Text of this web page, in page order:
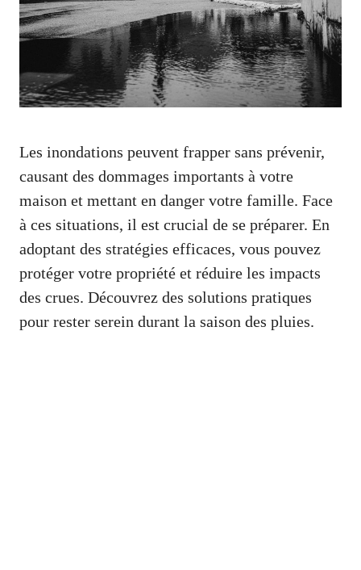
Les inondations peuvent frapper sans prévenir,
causant des dommages importants à votre
maison et mettant en danger votre famille. Face
à ces situations, il est crucial de se préparer. En
adoptant des stratégies efficaces, vous pouvez
protéger votre propriété et réduire les impacts
des crues. Découvrez des solutions pratiques
pour rester serein durant la saison des pluies.